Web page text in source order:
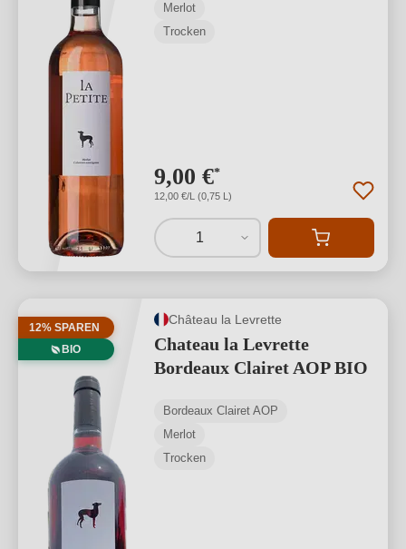
Merlot
Trocken
9,00 €*
12,00 €/L (0,75 L)
1
12% SPAREN
BIO
Château la Levrette
Chateau la Levrette
Bordeaux Clairet AOP BIO
Bordeaux Clairet AOP
Merlot
Trocken